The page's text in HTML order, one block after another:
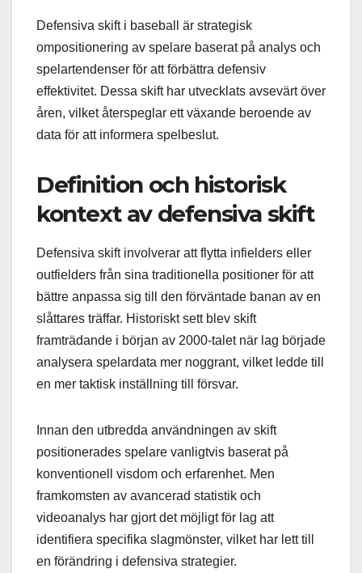
Defensiva skift i baseball är strategisk
ompositionering av spelare baserat på analys och
spelartendenser för att förbättra defensiv
effektivitet. Dessa skift har utvecklats avsevärt över
åren, vilket återspeglar ett växande beroende av
data för att informera spelbeslut.
Definition och historisk
kontext av defensiva skift
Defensiva skift involverar att flytta infielders eller
outfielders från sina traditionella positioner för att
bättre anpassa sig till den förväntade banan av en
slåttares träffar. Historiskt sett blev skift
framträdande i början av 2000-talet när lag började
analysera spelardata mer noggrant, vilket ledde till
en mer taktisk inställning till försvar.
Innan den utbredda användningen av skift
positionerades spelare vanligtvis baserat på
konventionell visdom och erfarenhet. Men
framkomsten av avancerad statistik och
videoanalys har gjort det möjligt för lag att
identifiera specifika slagmönster, vilket har lett till
en förändring i defensiva strategier.